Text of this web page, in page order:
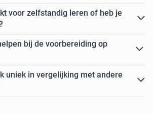
voor zelfstandig leren of heb je
bij de voorbereiding op
uniek in vergelijking met andere